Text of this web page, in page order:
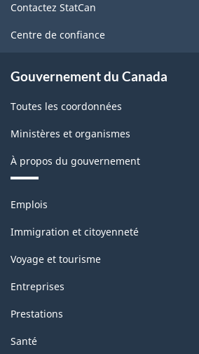
ce
site
Contactez StatCan
Centre de confiance
Gouvernement du Canada
Toutes les coordonnées
Ministères et organismes
À propos du gouvernement
Thèmes
sujets
Emplois
Immigration et citoyenneté
Voyage et tourisme
Entreprises
Prestations
Santé